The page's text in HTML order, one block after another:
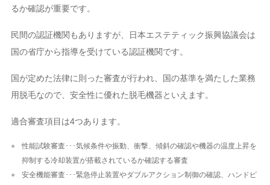
るか確認が重要です。
民間の認証機関もありますが、日本エステティック振興協議会は
国の省庁から指導を受けている認証機関です。
国が定めた法律に則った審査が行われ、国の基準を満たした業務
用脱毛なので、安全性に優れた脱毛機器といえます。
適合審査項目は4つあります。
性能試験審査･･･気候条件や振動、衝撃、傾斜の確認や機器の温度上昇を
抑制する冷却装置が搭載されているか確認する審査
安全機能審査･･･緊急停止装置やダブルアクション制御の確認、ハンドピ